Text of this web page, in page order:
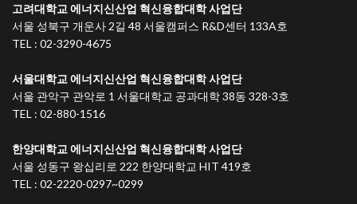
고려대학교 에너지신산업 혁신융합대학 사업단
서울 성북구 개운사 2길 48 서울캠퍼스 R&D센터 133A호
TEL : 02-3290-4675
서울대학교 에너지신산업 혁신융합대학 사업단
서울 관악구 관악로 1 서울대학교 공과대학 38동 328-3호
TEL : 02-880-1516
한양대학교 에너지신산업 혁신융합대학 사업단
서울 성동구 왕십리로 222 한양대학교 HIT 419호
TEL : 02-2220-0297~0299